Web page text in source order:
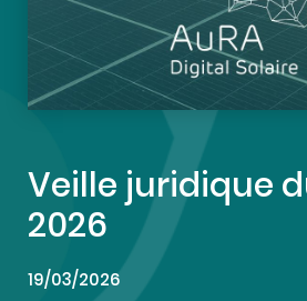
Veille juridique
2026
19/03/2026